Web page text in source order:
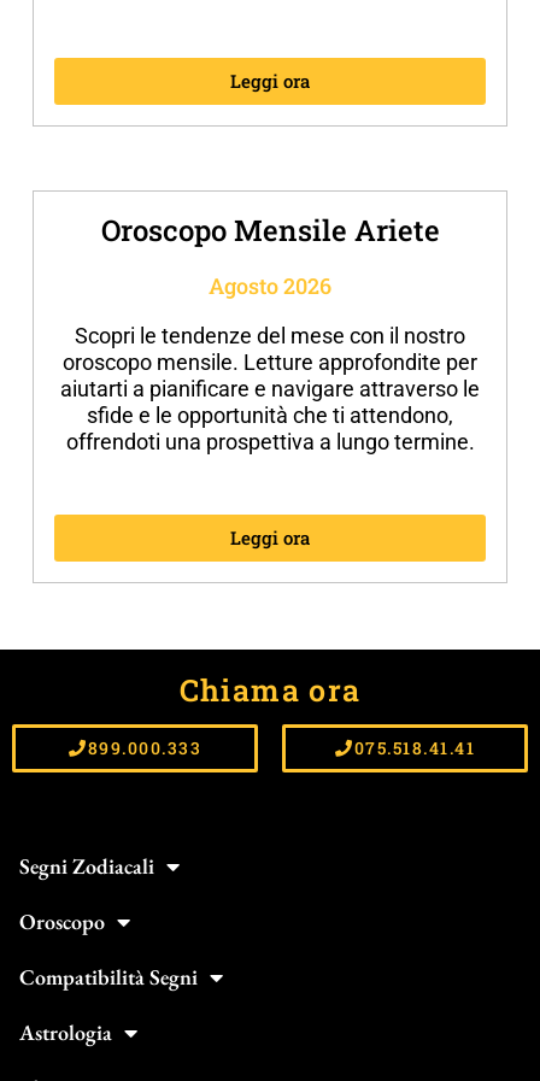
Leggi ora
Oroscopo Mensile Ariete
Agosto 2026
Scopri le tendenze del mese con il nostro
oroscopo mensile. Letture approfondite per
aiutarti a pianificare e navigare attraverso le
sfide e le opportunità che ti attendono,
offrendoti una prospettiva a lungo termine.
Leggi ora
Chiama ora
899.000.333 075.518.41.41
Segni Zodiacali
Oroscopo
Compatibilità Segni
Astrologia